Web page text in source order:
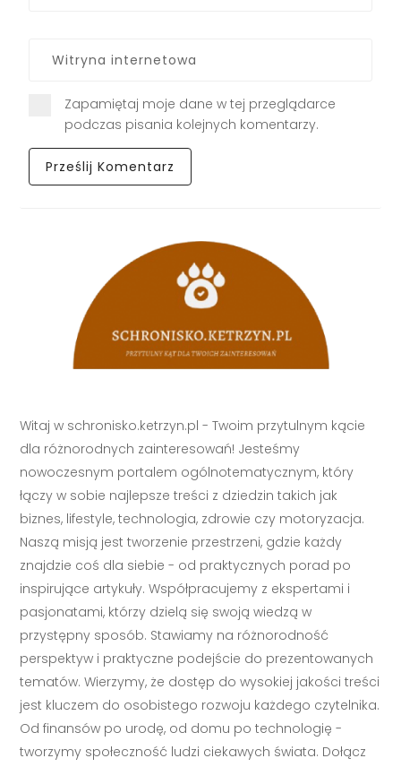
Zapamiętaj moje dane w tej przeglądarce
podczas pisania kolejnych komentarzy.
Witaj w schronisko.ketrzyn.pl - Twoim przytulnym kącie
dla różnorodnych zainteresowań! Jesteśmy
nowoczesnym portalem ogólnotematycznym, który
łączy w sobie najlepsze treści z dziedzin takich jak
biznes, lifestyle, technologia, zdrowie czy motoryzacja.
Naszą misją jest tworzenie przestrzeni, gdzie każdy
znajdzie coś dla siebie - od praktycznych porad po
inspirujące artykuły. Współpracujemy z ekspertami i
pasjonatami, którzy dzielą się swoją wiedzą w
przystępny sposób. Stawiamy na różnorodność
perspektyw i praktyczne podejście do prezentowanych
tematów. Wierzymy, że dostęp do wysokiej jakości treści
jest kluczem do osobistego rozwoju każdego czytelnika.
Od finansów po urodę, od domu po technologię -
tworzymy społeczność ludzi ciekawych świata. Dołącz